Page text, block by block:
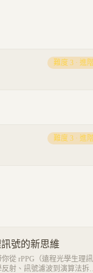
難度 3 · 進
難度 3 · 進
號的新思維
從 rPPG（遠程光學生理訊
射、訊號濾波到演算法拆